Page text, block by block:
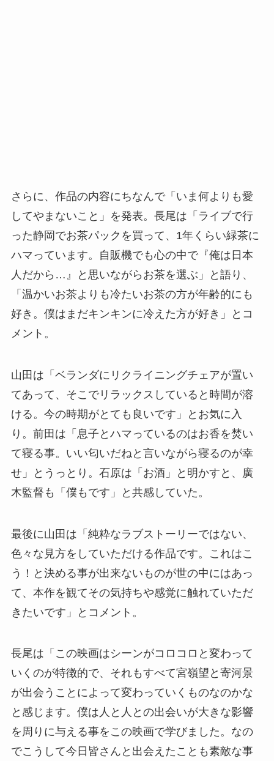
さらに、作品の内容にちなんで「いま何よりも愛
してやまないこと」を発表。長尾は「ライブで行
った静岡でお茶パックを買って、1年くらい緑茶に
ハマっています。自販機でも心の中で『俺は日本
人だから…』と思いながらお茶を選ぶ」と語り、
「温かいお茶よりも冷たいお茶の方が年齢的にも
好き。僕はまだキンキンに冷えた方が好き」とコ
メント。
山田は「ベランダにリクライニングチェアが置い
てあって、そこでリラックスしていると時間が溶
ける。今の時期がとても良いです」とお気に入
り。前田は「息子とハマっているのはお香を焚い
て寝る事。いい匂いだねと言いながら寝るのが幸
せ」とうっとり。石原は「お酒」と明かすと、廣
木監督も「僕もです」と共感していた。
最後に山田は「純粋なラブストーリーではない、
色々な見方をしていただける作品です。これはこ
う！と決める事が出来ないものが世の中にはあっ
て、本作を観てその気持ちや感覚に触れていただ
きたいです」とコメント。
長尾は「この映画はシーンがコロコロと変わって
いくのが特徴的で、それもすべて宮嶺望と寄河景
が出会うことによって変わっていくものなのかな
と感じます。僕は人と人との出会いが大きな影響
を周りに与える事をこの映画で学びました。なの
でこうして今日皆さんと出会えたことも素敵な事